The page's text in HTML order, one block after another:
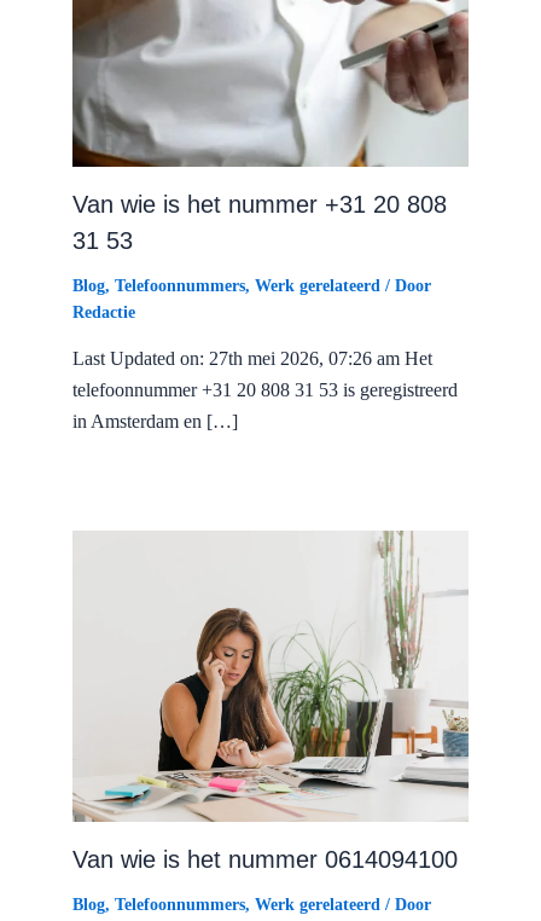
Van wie is het nummer +31 20 808
31 53
Blog, Telefoonnummers, Werk gerelateerd / Door
Redactie
Last Updated on: 27th mei 2026, 07:26 am Het
telefoonnummer +31 20 808 31 53 is geregistreerd
in Amsterdam en […]
Van wie is het nummer 0614094100
Blog, Telefoonnummers, Werk gerelateerd / Door